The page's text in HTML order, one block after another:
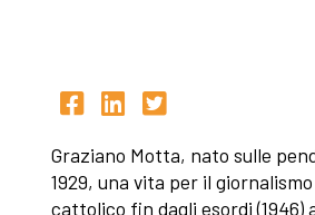
Graziano Motta, nato sulle
1929, una vita per il
cattolico fin dagli esordi (1946)